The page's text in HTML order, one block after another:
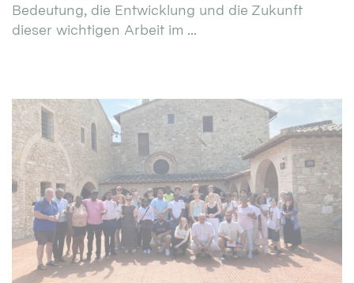
Bedeutung, die Entwicklung und die Zukunft
dieser wichtigen Arbeit im ...